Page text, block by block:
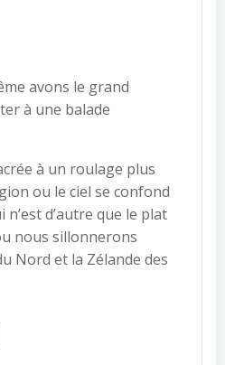
avons le grand
à une balade
à un roulage plus
ou le ciel se confond
n’est d’autre que le plat
nous sillonnerons
Nord et la Zélande des